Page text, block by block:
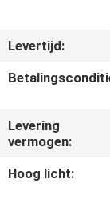
VRAAG
EEN
OFFERTE
Levertijd:
Levering
vermogen:
Hoog licht: